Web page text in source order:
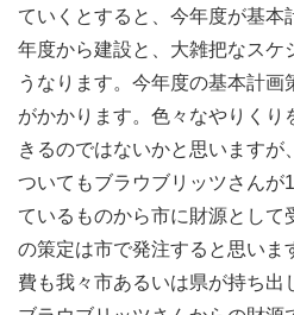
ていくとすると、今年度が基本
年度から建設と、大雑把なスケ
うなります。今年度の基本計画
がかかります。色々なやりくり
きるのではないかと思いますが
ついてもブラウブリッツさんが
ているものから市に財源として
の策定は市で発注すると思いま
費も我々市あるいは県が持ち出